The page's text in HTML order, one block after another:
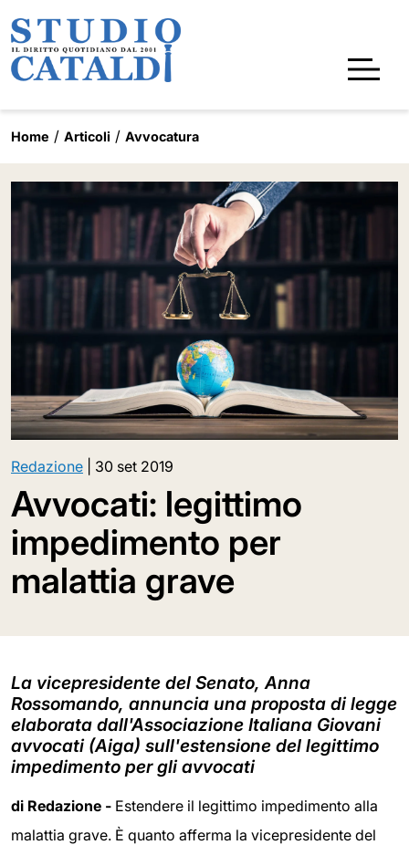
Home Articoli Avvocatura
Redazione 30 set 2019
Avvocati: legittimo
impedimento per
malattia grave
La vicepresidente del Senato, Anna
Rossomando, annuncia una proposta di legge
elaborata dall'Associazione Italiana Giovani
avvocati (Aiga) sull'estensione del legittimo
impedimento per gli avvocati
di Redazione - Estendere il legittimo impedimento alla
malattia grave. È quanto afferma la vicepresidente del